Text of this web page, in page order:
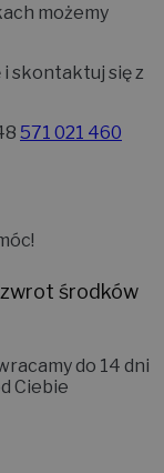
możemy
skontaktuj się z
571 021 460
środków
do 14 dni
Ciebie